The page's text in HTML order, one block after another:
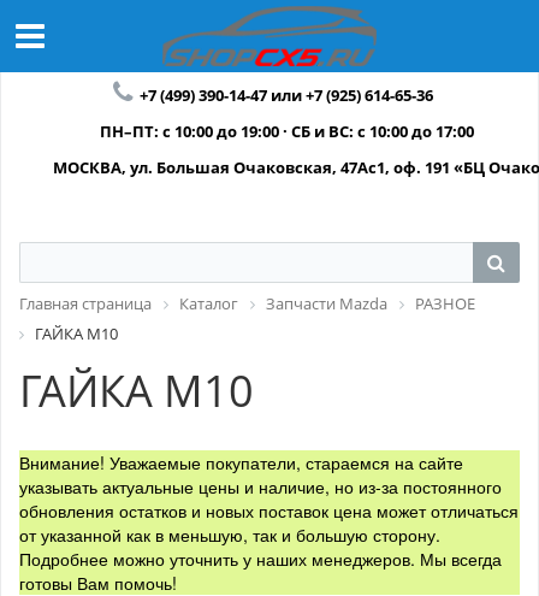
+7 (499) 390-14-47 или +7 (925) 614-65-36
ПН–ПТ: с 10:00 до 19:00 · СБ и ВС: с 10:00 до 17:00
МОСКВА, ул. Большая Очаковская, 47Ас1, оф. 191 «БЦ
Главная страница Каталог Запчасти Mazda
РАЗНОЕ
ГАЙКА М10
ГАЙКА М10
Внимание! Уважаемые покупатели, стараемся на сайте
указывать актуальные цены и наличие, но из-за постоянного
обновления остатков и новых поставок цена может отличаться
от указанной как в меньшую, так и большую сторону.
Подробнее можно уточнить у наших менеджеров. Мы всегда
готовы Вам помочь!